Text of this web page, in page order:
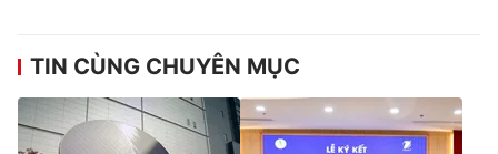
TIN CÙNG CHUYÊN MỤC